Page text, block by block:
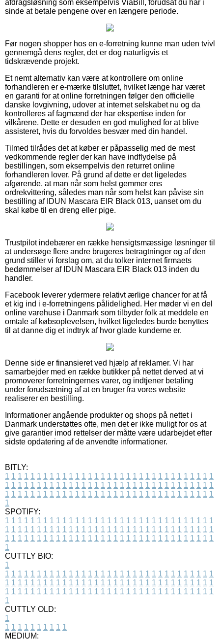
afdragsløsning som eksempelvis ViaBill, forudsat du har i
sinde at betale pengene over en længere periode.
Før nogen shopper hos en e-forretning kunne man uden tvivl
gennemgå dens regler, det er dog naturligvis et
tidskrævende projekt.
Et nemt alternativ kan være at kontrollere om online
forhandleren er e-mærke tilsluttet, hvilket længe har været
en garanti for at online forretningen følger den officielle
danske lovgivning, udover at internet selskabet nu og da
kontrolleres af fagmænd der har ekspertise inden for
vilkårene. Dette er desuden en god mulighed for at blive
assisteret, hvis du forvoldes besvær med din handel.
Tilmed tilrådes det at køber er påpasselig med de mest
vedkommende regler der kan have indflydelse på
bestillingen, som eksempelvis den returret online
forhandleren lover. På grund af dette er det ligeledes
afgørende, at man når som helst gemmer ens
ordrekvittering, således man når som helst kan påvise sin
bestilling af IDUN Mascara EIR Black 013, uanset om du
skal købe til en dreng eller pige.
Trustpilot indebærer en række hensigtsmæssige løsninger til
at undersøge flere andre brugeres betragtninger og af den
grund stiller vi forslag om, at du tolker internet firmaets
bedømmelser af IDUN Mascara EIR Black 013 inden du
handler.
Facebook leverer ydermere relativt ærlige chancer for at få
et kig ind i e-forretningens pålidelighed. Her møder vi en del
online varehuse i Danmark som tilbyder folk at meddele en
omtale af købsoplevelsen, hvilket ligeledes burde benyttes
til at danne dig et indtryk af hvor glade kunderne er.
Denne side er finansieret ved hjælp af reklamer. Vi har
samarbejder med en række butikker på nettet derved at vi
promoverer forretningernes varer, og indtjener betaling
under forudsætning af at en bruger fra vores website
realiserer en bestilling.
Informationer angående produkter og shops på nettet i
Danmark understøttes ofte, men det er ikke muligt for os at
give garantier imod rettelser der måtte være udarbejdet efter
sidste opdatering af de anvendte informationer.
BITLY:
1 1 1 1 1 1 1 1 1 1 1 1 1 1 1 1 1 1 1 1 1 1 1 1 1 1 1 1 1 1 1 1 1
1 1 1 1 1 1 1 1 1 1 1 1 1 1 1 1 1 1 1 1 1 1 1 1 1 1 1 1 1 1 1 1 1
1 1 1 1 1 1 1 1 1 1 1 1 1 1 1 1 1 1 1 1 1 1 1 1 1 1 1 1 1 1 1 1 1
1
SPOTIFY:
1 1 1 1 1 1 1 1 1 1 1 1 1 1 1 1 1 1 1 1 1 1 1 1 1 1 1 1 1 1 1 1 1
1 1 1 1 1 1 1 1 1 1 1 1 1 1 1 1 1 1 1 1 1 1 1 1 1 1 1 1 1 1 1 1 1
1 1 1 1 1 1 1 1 1 1 1 1 1 1 1 1 1 1 1 1 1 1 1 1 1 1 1 1 1 1 1 1 1
1
CUTTLY BIO:
1
1 1 1 1 1 1 1 1 1 1 1 1 1 1 1 1 1 1 1 1 1 1 1 1 1 1 1 1 1 1 1 1 1
1 1 1 1 1 1 1 1 1 1 1 1 1 1 1 1 1 1 1 1 1 1 1 1 1 1 1 1 1 1 1 1 1
1 1 1 1 1 1 1 1 1 1 1 1 1 1 1 1 1 1 1 1 1 1 1 1 1 1 1 1 1 1 1 1 1
1
CUTTLY OLD:
1
1 1 1 1 1 1 1 1 1 1
MEDIUM: